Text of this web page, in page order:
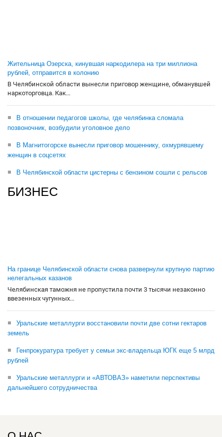
Жительница Озерска, кинувшая наркодилера на три миллиона
рублей, отправится в колонию
В Челябинской области вынесли приговор женщине, обманувшей
наркоторговца. Как...
В отношении педагогов школы, где челябинка сломала
позвоночник, возбудили уголовное дело
В Магнитогорске вынесли приговор мошеннику, охмурявшему
женщин в соцсетях
В Челябинской области цистерны с бензином сошли с рельсов
БИЗНЕС
На границе Челябинской области снова развернули крупную партию
нелегальных казанов
Челябинская таможня не пропустила почти 3 тысячи незаконно
ввезенных чугунных...
Уральские металлурги восстановили почти две сотни гектаров
земель
Генпрокуратура требует у семьи экс-владельца ЮГК еще 5 млрд
рублей
Уральские металлурги и «АВТОВАЗ» наметили перспективы
дальнейшего сотрудничества